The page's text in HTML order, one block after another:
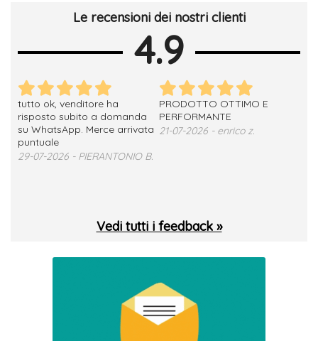
Le recensioni dei nostri clienti
4.9
tutto ok, venditore ha
risposto subito a domanda
su WhatsApp. Merce arrivata
puntuale
29-07-2026 - PIERANTONIO B.
PRODOTTO OTTIMO E
PERFORMANTE
21-07-2026 - enrico z.
Vedi tutti i feedback »